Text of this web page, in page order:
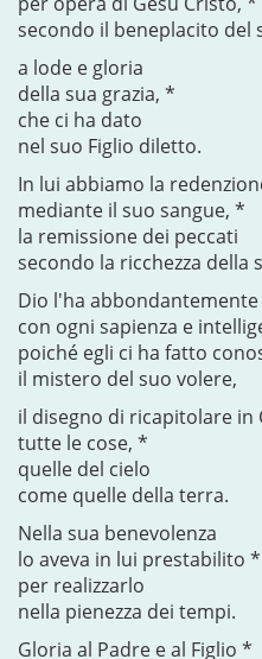
secondo il beneplacito del
a lode e gloria
della sua grazia, *
che ci ha dato
nel suo Figlio diletto.
In lui abbiamo la
mediante il suo sangue, *
la remissione dei peccati
secondo la ricchezza della
Dio l'ha
con ogni sapienza e
poiché egli ci ha fatto
il mistero del suo volere,
il disegno di ricapitolare in
tutte le cose, *
quelle del cielo
come quelle della terra.
Nella sua benevolenza
lo aveva in lui prestabilito *
per realizzarlo
nella pienezza dei tempi.
Gloria al Padre e al Figlio *